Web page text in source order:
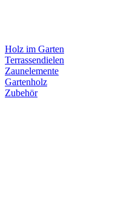
Holz im Garten
Terrassendielen
Zaunelemente
Gartenholz
Zubehör